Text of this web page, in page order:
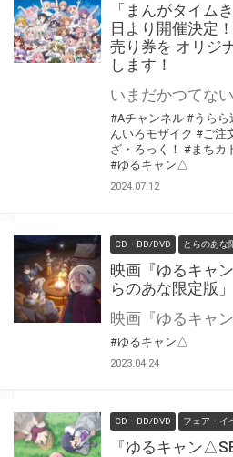
「まんがタイム
日より開催決定
売り券を オリジ
します！
#Aチャンネル #うらら
んいろモザイク #ご注
ざ・ろっく！ #まちカ
#ゆるキャン△
2024.07.12
CD・BD/DVD とらのあな
映画『ゆるキャ
らのあな限定版
#ゆるキャン△
2023.04.24
CD・BD/DVD フェア・イ
『ゆるキャン